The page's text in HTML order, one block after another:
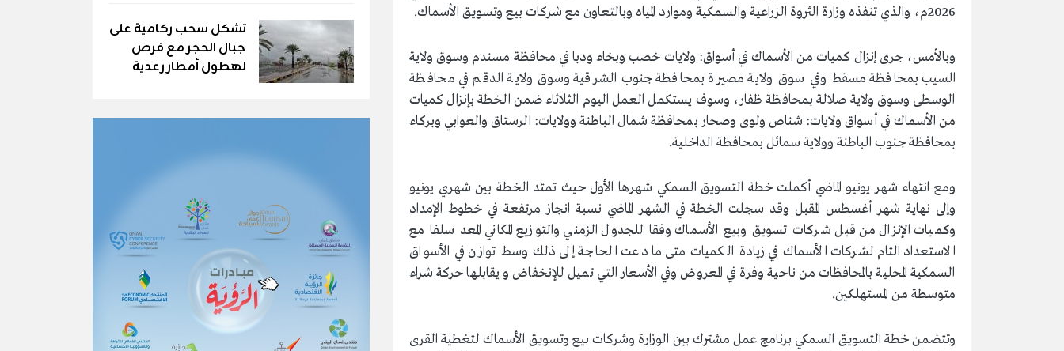
2026م، والذي تنفذه وزارة الثروة الزراعية والسمكية وموارد المياه وبالتعاون مع شركات بيع وتسويق الأسماك.
وبالأمس، جرى إنزال كميات من الأسماك في أسواق: ولايات خصب وبخاء ودبا في محافظة مسندم وسوق ولاية
السيب بمحافظة مسقط وفي سوق ولاية مصيرة بمحافظة جنوب الشرقية وسوق ولاية الدقم في محافظة
الوسطى وسوق ولاية صلالة بمحافظة ظفار، وسوف يستكمل العمل اليوم الثلاثاء ضمن الخطة بإنزال كميات
من الأسماك في أسواق ولايات: شناص ولوى وصحار بمحافظة شمال الباطنة وولايات: الرستاق والعوابي وبركاء
بمحافظة جنوب الباطنة وولاية سمائل بمحافظة الداخلية.
ومع انتهاء شهر يونيو الماضي أكملت خطة التسويق السمكي شهرها الأول حيث تمتد الخطة بين شهري يونيو
وإلى نهاية شهر أغسطس المقبل وقد سجلت الخطة في الشهر الماضي نسبة انجاز مرتفعة في خطوط الإمداد
وكميات الإنزال من قبل شركات تسويق وبيع الأسماك وفقا للجدول الزمني والتوزيع المكاني المعد سلفا مع
الاستعداد التام لشركات الأسماك في زيادة الكميات متى ما دعت الحاجة إلى ذلك وسط توازن في الأسواق
السمكية المحلية بالمحافظات من ناحية وفرة في المعروض وفي الأسعار التي تميل للإنخفاض و يقابلها حركة شراء
متوسطة من المستهلكين.
وتتضمن خطة التسويق السمكي برنامج عمل مشترك بين الوزارة وشركات بيع وتسويق الأسماك لتغطية القرى
تشكل سحب ركامية على
جبال الحجر مع فرص
لهطول أمطار رعدية